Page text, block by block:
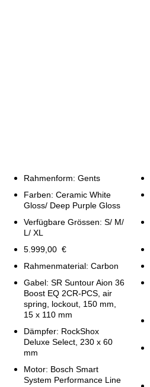
Rahmenform: Gents
Farben: Ceramic White
Gloss/ Deep Purple Gloss
Verfügbare Grössen: S/ M/
L/ XL
5.999,00 €
Rahmenmaterial: Carbon
Gabel: SR Suntour Aion 36
Boost EQ 2CR-PCS, air
spring, lockout, 150 mm,
15 x 110 mm
Dämpfer: RockShox
Deluxe Select, 230 x 60
mm
Motor: Bosch Smart
System Performance Line